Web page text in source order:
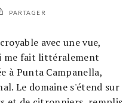
PARTAGER
avec une vue,
me fait littéralement
à Punta Campanella,
Le domaine s'étend sur